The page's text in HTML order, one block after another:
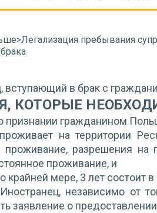
>Легализация пребывания
вступающий в брак с
КОТОРЫЕ
признании гражданином
на территории
проживание, разрешения на
проживание, и
крайней мере, 3 лет
Иностранец, независимо от
заявление о